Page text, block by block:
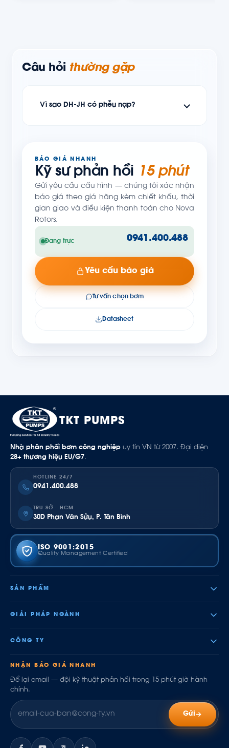
Câu hỏi thường gặp
Vì sao DH-JH có phễu nạp?
BÁO GIÁ NHANH
Kỹ sư phản hồi 15 phút
Gửi yêu cầu cấu hình — chúng tôi xác nhận
báo giá theo giá hãng kèm chiết khấu, thời
gian giao và điều kiện thanh toán cho Nova
Rotors.
Đang trực 0941.400.488
Yêu cầu báo giá
Tư vấn chọn bơm
Datasheet
TKT PUMPS
Nhà phân phối bơm công nghiệp uy tín VN từ 2007. Đại diện
28+ thương hiệu EU/G7.
HOTLINE 24/7
0941.400.488
TRỤ SỞ · HCM
30D Phan Văn Sửu, P. Tân Bình
ISO 9001:2015
Quality Management Certified
SẢN PHẨM
GIẢI PHÁP NGÀNH
CÔNG TY
NHẬN BÁO GIÁ NHANH
Để lại email — đội kỹ thuật phản hồi trong 15 phút giờ hành
chính.
Gửi